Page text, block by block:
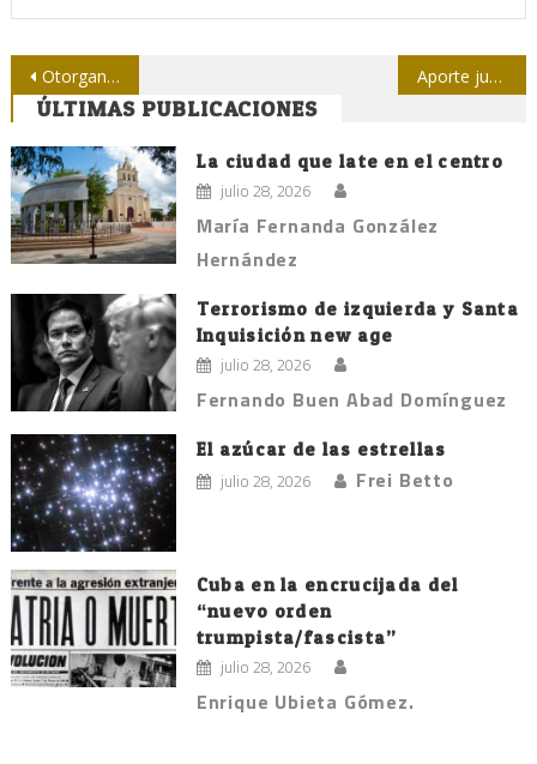
Navegación
de
entradas
Otorgan a Manuel Guerrero Premio Ramal de la Prensa Escrita por la Obra de la Vida Aporte juvenil al periodismo cubano
ÚLTIMAS PUBLICACIONES
La ciudad que late en el centro
julio 28, 2026
María Fernanda González
Hernández
Terrorismo de izquierda y Santa
Inquisición new age
julio 28, 2026
Fernando Buen Abad Domínguez
El azúcar de las estrellas
julio 28, 2026 Frei Betto
Cuba en la encrucijada del
“nuevo orden
trumpista/fascista”
julio 28, 2026
Enrique Ubieta Gómez.